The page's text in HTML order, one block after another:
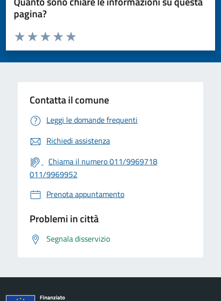
pagina?
Valuta da 1 a 5 stelle la pagina
Valuta 5 stelle su 5
Valuta 4 stelle su 5
Valuta 3 stelle su 5
Valuta 2 stelle su 5
Valuta 1 stelle su 5
Contatta il comune
Leggi le domande frequenti
Richiedi assistenza
Chiama il numero 011/9969718
011/9969952
Prenota appuntamento
Problemi in città
Segnala disservizio